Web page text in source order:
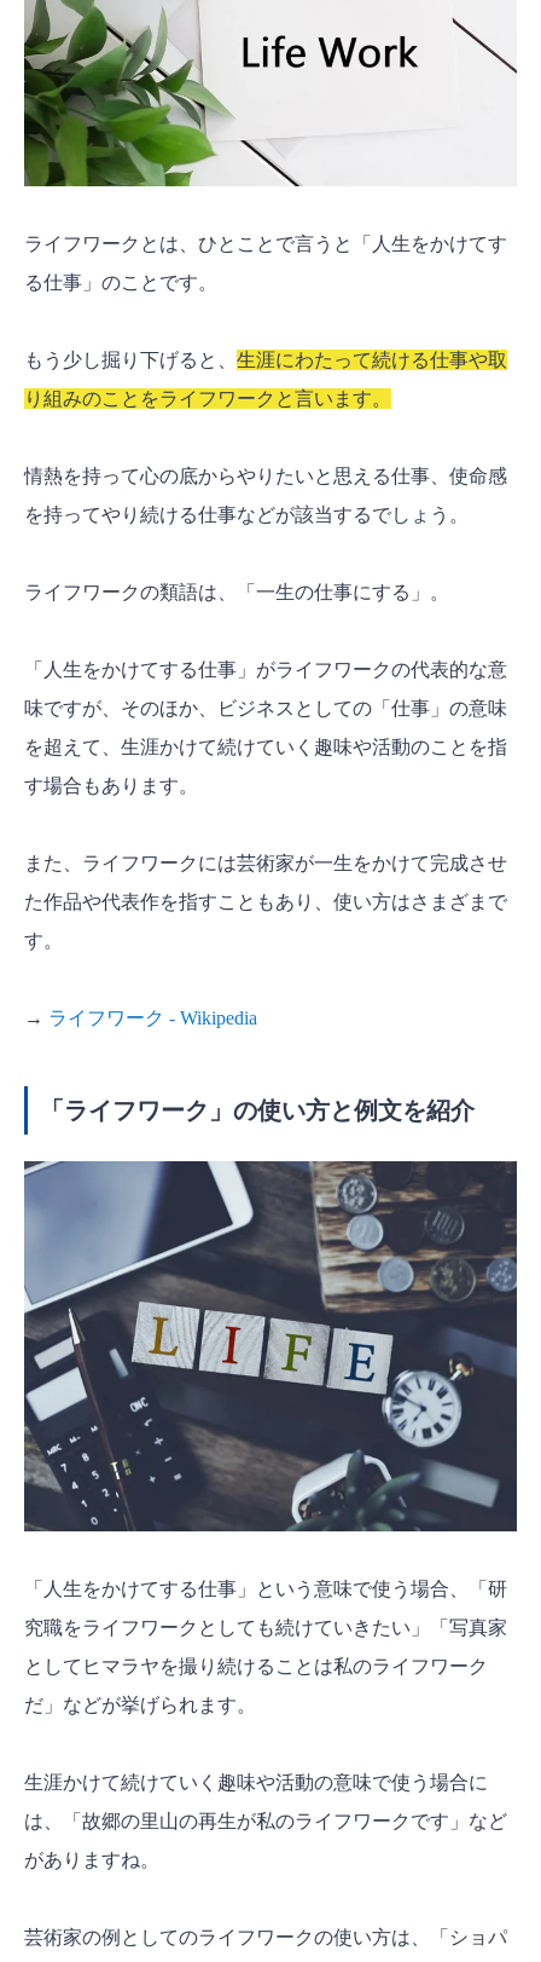
ライフワークとは、ひとことで言うと「人生をかけてす
る仕事」のことです。
もう少し掘り下げると、 生涯にわたって続ける仕事や取
り組みのことをライフワークと言います。
情熱を持って心の底からやりたいと思える仕事、使命感
を持ってやり続ける仕事などが該当するでしょう。
ライフワークの類語は、「一生の仕事にする」。
「人生をかけてする仕事」がライフワークの代表的な意
味ですが、そのほか、ビジネスとしての「仕事」の意味
を超えて、生涯かけて続けていく趣味や活動のことを指
す場合もあります。
また、ライフワークには芸術家が一生をかけて完成させ
た作品や代表作を指すこともあり、使い方はさまざまで
す。
→ ライフワーク - Wikipedia
「ライフワーク」の使い方と例文を紹介
「人生をかけてする仕事」という意味で使う場合、「研
究職をライフワークとしても続けていきたい」「写真家
としてヒマラヤを撮り続けることは私のライフワーク
だ」などが挙げられます。
生涯かけて続けていく趣味や活動の意味で使う場合に
は、「故郷の里山の再生が私のライフワークです」など
がありますね。
芸術家の例としてのライフワークの使い方は、「ショパ